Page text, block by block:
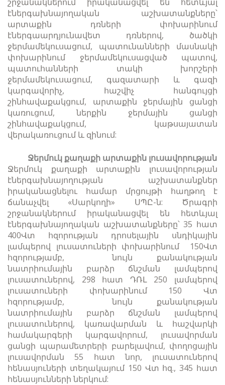
էներգախնայողական աշխատանքները՝
արտաքին դռների փոխարինում
էներգաարդյունավետ դռներով, ծածկի
ջերմամեկուսացում, պատունանների մասնակի
փոխարինում ջերմամեկուսացված պատով,
պատուհանների տակի խորշերի
ջերմամեկուսացում, գազատարի և գազի
կարգավորիչ, հաշվիչ հանգույցի
շինհավաքակցում, արտաքին ջերմային ցանցի
կառուցում, ներքին ջերմային ցանցի
շինհավաքակցում, կաթսայատան
վերակառուցում և զինում:
Ջերմուկ քաղաքի արտաքին լուսավորության
Ջերմուկ քաղաքի արտաքին լուսավորության
էներգախնայողության աշխատանքներ
իրականացնելու համար մրցույթի հաղթող է
ճանաչվել «Սարկողի» ՍՊԸ-ն: Ծրագրի
շրջանակներում իրականացվել են հետևյալ
էներգախնայողական աշխատանքները՝ 35 հատ
400Վտ հզորության դրոսելային սնդիկային
լամպերով լուսատուների փոխարինում 150Վտ
հզորությամբ, նույն քանակության
նատրիումային բարձր ճնշման լամպերով
լուսատուներով, 298 հատ ԴՌԼ 250 լամպերով
լուսատուների փոխարինում 150 Վտ
հզորությամբ, նույն քանակության
նատրիումային բարձր ճնշման լամպերով
լուսատուներով, կառավարման և հաշվարկի
համակարգերի կարգավորում, լուսավորման
ցանցի պարամետրերի բարելավում, փողոցային
լուսավորման 55 հատ նոր, լուսատուներով
հենասյուների տեղակայում 150 Վտ հզ., 345 հատ
հենասյունների ներկում: